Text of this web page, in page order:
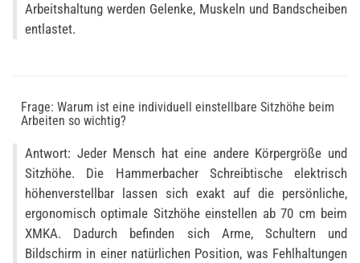
Arbeitshaltung werden Gelenke, Muskeln und Bandscheiben
entlastet.
Frage: Warum ist eine individuell einstellbare Sitzhöhe beim
Arbeiten so wichtig?
Antwort: Jeder Mensch hat eine andere Körpergröße und
Sitzhöhe. Die Hammerbacher Schreibtische elektrisch
höhenverstellbar lassen sich exakt auf die persönliche,
ergonomisch optimale Sitzhöhe einstellen ab 70 cm beim
XMKA. Dadurch befinden sich Arme, Schultern und
Bildschirm in einer natürlichen Position, was Fehlhaltungen